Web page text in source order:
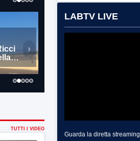
il ›
TUTTI I VIDEO
LABTV LIVE
Guarda la diretta streaming